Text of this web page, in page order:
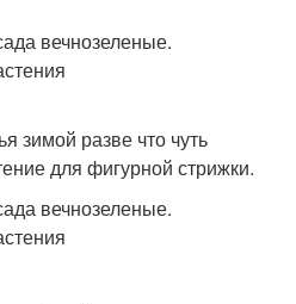
зимой разве что чуть
для фигурной стрижки.